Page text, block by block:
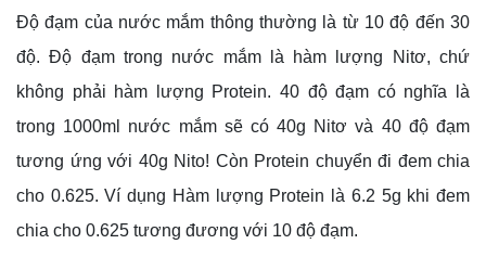
Độ đạm của nước mắm thông thường là từ 10 độ đến 30
độ. Độ đạm trong nước mắm là hàm lượng Nitơ, chứ
không phải hàm lượng Protein. 40 độ đạm có nghĩa là
trong 1000ml nước mắm sẽ có 40g Nitơ và 40 độ đạm
tương ứng với 40g Nito! Còn Protein chuyển đi đem chia
cho 0.625. Ví dụng Hàm lượng Protein là 6.2 5g khi đem
chia cho 0.625 tương đương với 10 độ đạm.